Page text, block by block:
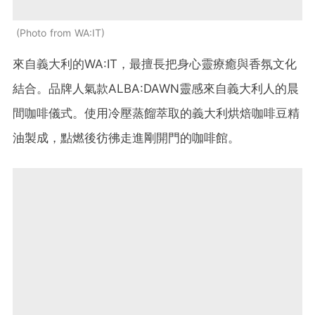
Photo from WA:IT
來自義大利的WA:IT，最擅長把身心靈療癒與香氛文化
結合。品牌人氣款ALBA:DAWN靈感來自義大利人的晨
間咖啡儀式。使用冷壓蒸餾萃取的義大利烘焙咖啡豆精
油製成，點燃後彷彿走進剛開門的咖啡館。